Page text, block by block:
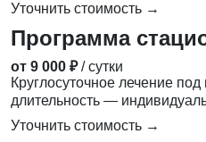
Уточнить стоимость →
Программа
от 9 000 ₽ / сутки
Круглосуточное лечение
длительность —
Уточнить стоимость →